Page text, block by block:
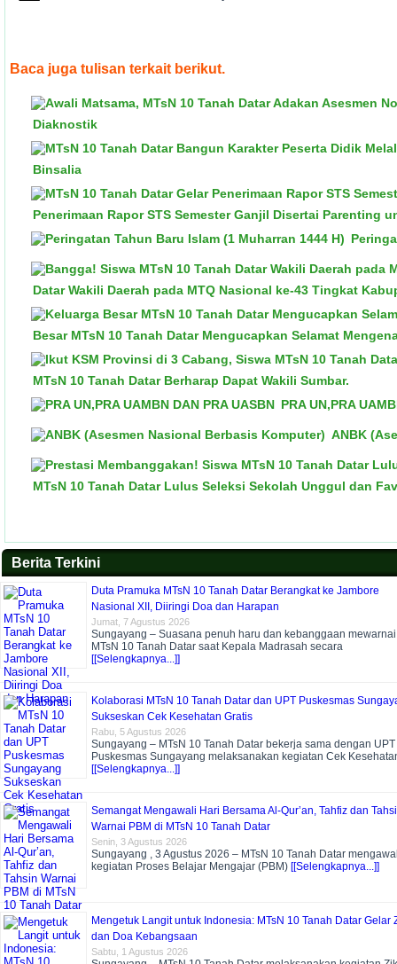
Baca juga tulisan terkait berikut.
Diaknostik
Binsalia
Penerimaan Rapor STS Semester Ganjil Disertai Parenting
Datar Wakili Daerah pada MTQ Nasional ke-43 Tingkat
Besar MTsN 10 Tanah Datar Mengucapkan Selamat
MTsN 10 Tanah Datar Berharap Dapat Wakili Sumbar.
PRA UN,PRA
ANBK
MTsN 10 Tanah Datar Lulus Seleksi Sekolah Unggul dan
Berita Terkini
Duta Pramuka MTsN 10 Tanah Datar Berangkat ke Jambore
Nasional XII, Diiringi Doa dan Harapan
Jumat, 7 Agustus 2026
Sungayang – Suasana penuh haru dan kebanggaan mewarnai
MTsN 10 Tanah Datar saat Kepala Madrasah secara
[[Selengkapnya...]]
Kolaborasi MTsN 10 Tanah Datar dan UPT Puskesmas
Sukseskan Cek Kesehatan Gratis
Rabu, 5 Agustus 2026
Sungayang – MTsN 10 Tanah Datar bekerja sama dengan UPT
Puskesmas Sungayang melaksanakan kegiatan Cek
[[Selengkapnya...]]
Semangat Mengawali Hari Bersama Al-Qur’an, Tahfiz dan
Warnai PBM di MTsN 10 Tanah Datar
Senin, 3 Agustus 2026
Sungayang , 3 Agustus 2026 – MTsN 10 Tanah Datar
kegiatan Proses Belajar Mengajar (PBM) [[Selengkapnya...]]
Mengetuk Langit untuk Indonesia: MTsN 10 Tanah Datar Gelar
dan Doa Kebangsaan
Sabtu, 1 Agustus 2026